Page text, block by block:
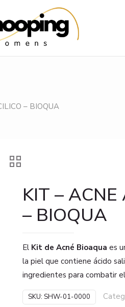
– BIOQUA
KIT – ACNE
– BIOQUA
El Kit de Acné Bioaqua es
la piel que contiene ácido
ingredientes para combatir
SKU: SHW-01-0000